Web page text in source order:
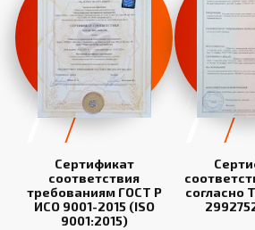
Сертификат
соответствия
требованиям ГОСТ Р
ИСО 9001-2015 (ISO
9001:2015)
согласно